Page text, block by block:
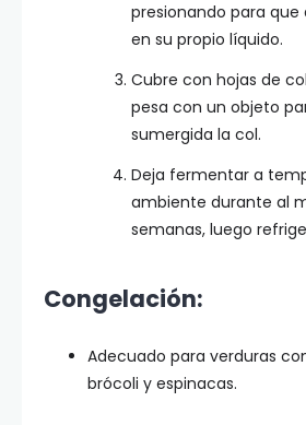
presionando para
en su propio líquido.
Cubre con hojas de
pesa con un objeto
sumergida la col.
Deja fermentar a
ambiente durante al
semanas, luego
Congelación:
Adecuado para verduras
brócoli y espinacas.